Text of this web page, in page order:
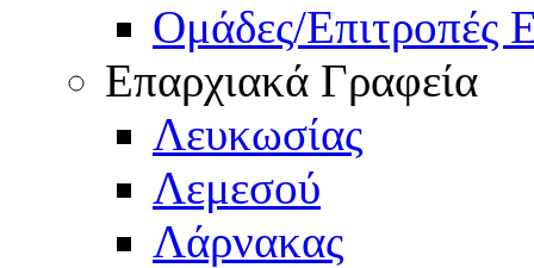
Ομάδες/Επιτροπές
Επαρχιακά Γραφεία
Λευκωσίας
Λεμεσού
Λάρνακας